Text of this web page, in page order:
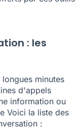
: les
minutes
d'appels
information ou
Voici la liste des
: